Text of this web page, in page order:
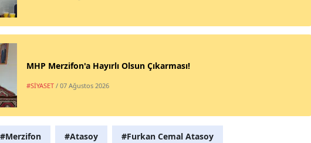
MHP Merzifon'a Hayırlı Olsun Çıkarması!
#SİYASET / 07 Ağustos 2026
#Merzifon #Atasoy #Furkan Cemal Atasoy